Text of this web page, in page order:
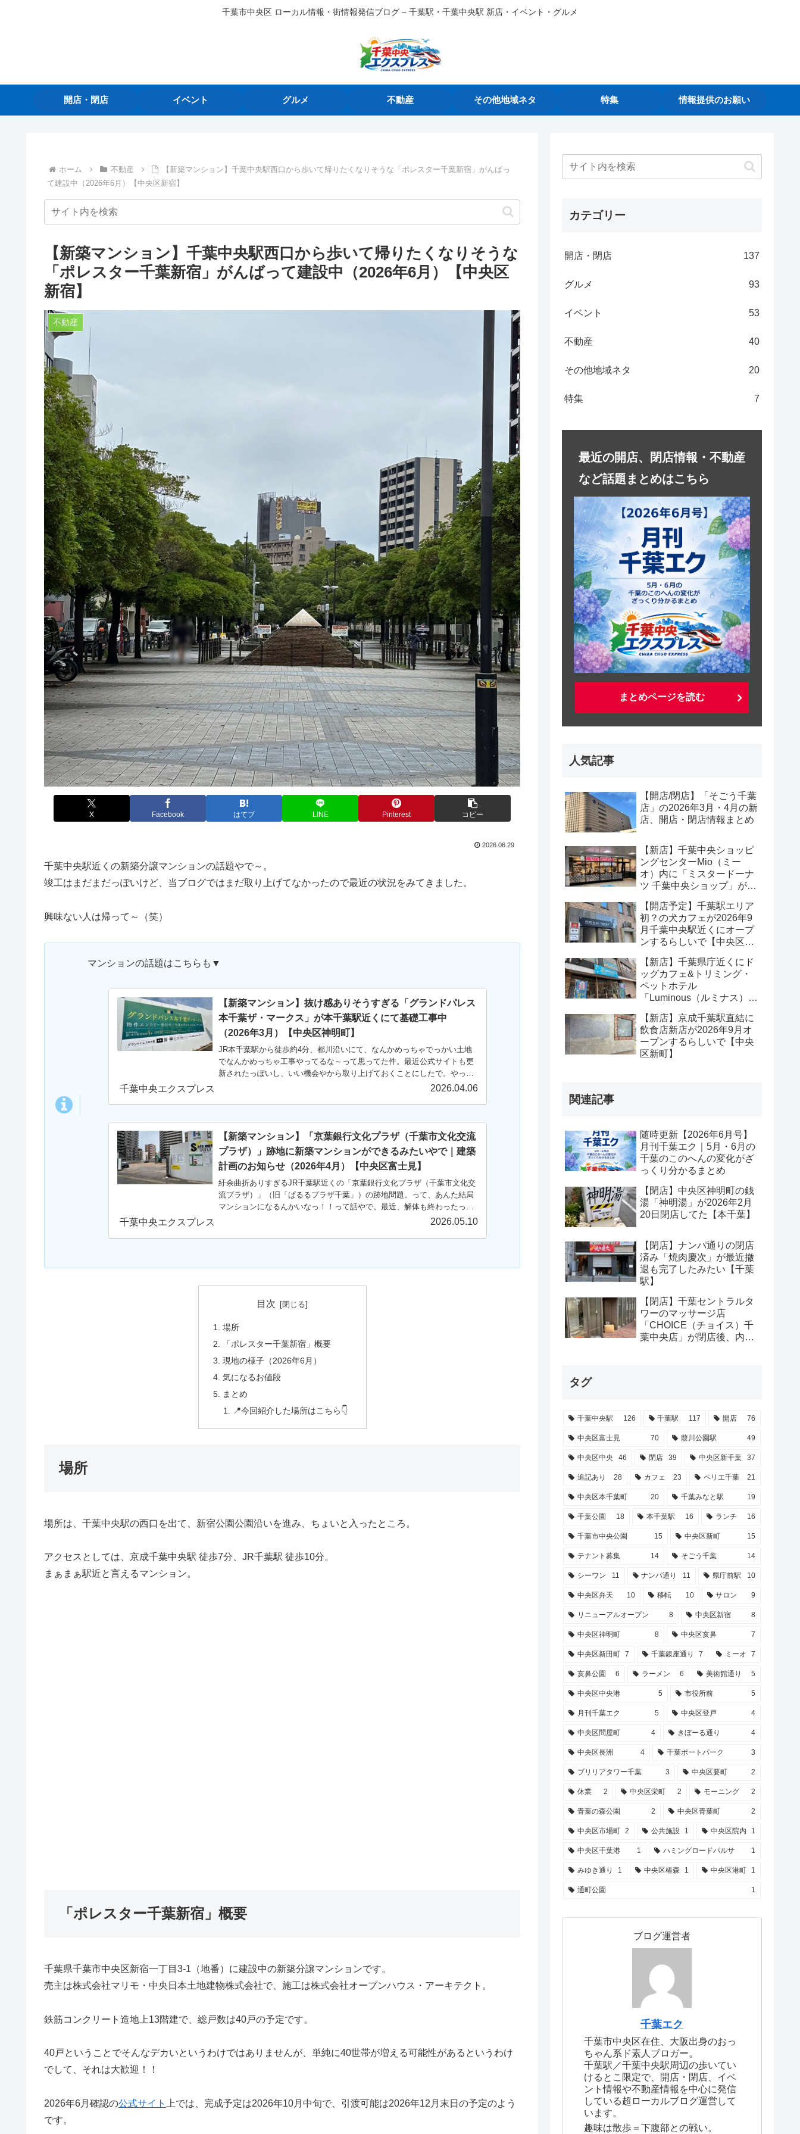
千葉市中央区 ローカル情報・街情報発信ブログ – 千葉駅・千葉中央駅 新店・イベント・グルメ
開店・閉店 イベント グルメ 不動産 その他地域ネタ 特集 情報提供のお願い
ホーム 不動産
【新築マンション】千葉中央駅西口から歩いて帰りたくなりそうな「ポレスター千葉新宿」がんばっ
て建設中（2026年6月）【中央区新宿】
【新築マンション】千葉中央駅西口から歩いて帰りたくなりそうな
「ポレスター千葉新宿」がんばって建設中（2026年6月）【中央区
新宿】
不動産
X Facebook はてブ LINE Pinterest コピー
2026.06.29
千葉中央駅近くの新築分譲マンションの話題やで～。
竣工はまだまだっぽいけど、当ブログではまだ取り上げてなかったので最近の状況をみてきました。
興味ない人は帰って～（笑）
マンションの話題はこちらも▼
【新築マンション】抜け感ありそうすぎる「グランドパレス
本千葉ザ・マークス」が本千葉駅近くにて基礎工事中
（2026年3月）【中央区神明町】
JR本千葉駅から徒歩約4分、都川沿いにて、なんかめっちゃでっかい土地
でなんかめっちゃ工事やってるな～って思ってた件。最近公式サイトも更
新されたっぽいし、いい機会やから取り上げておくことにしたで。やっぱ
千葉中央エクスプレス 2026.04.06
【新築マンション】「京葉銀行文化プラザ（千葉市文化交流
プラザ）」跡地に新築マンションができるみたいやで｜建築
計画のお知らせ（2026年4月）【中央区富士見】
紆余曲折ありすぎるJR千葉駅近くの「京葉銀行文化プラザ（千葉市文化交
流プラザ）」（旧「ぱるるプラザ千葉」）の跡地問題。って、あんた結局
マンションになるんかいなっ！！って話やで。最近、解体も終わったっぽ
千葉中央エクスプレス 2026.05.10
目次
場所
「ポレスター千葉新宿」概要
現地の様子（2026年6月）
気になるお値段
まとめ
📍今回紹介した場所はこちら👇
場所
場所は、千葉中央駅の西口を出て、新宿公園公園沿いを進み、ちょいと入ったところ。
アクセスとしては、京成千葉中央駅 徒歩7分、JR千葉駅 徒歩10分。
まぁまぁ駅近と言えるマンション。
「ポレスター千葉新宿」概要
千葉県千葉市中央区新宿一丁目3-1（地番）に建設中の新築分譲マンションです。
売主は株式会社マリモ・中央日本土地建物株式会社で、施工は株式会社オープンハウス・アーキテクト。
鉄筋コンクリート造地上13階建で、総戸数は40戸の予定です。
40戸ということでそんなデカいというわけではありませんが、単純に40世帯が増える可能性があるというわけ
でして、それは大歓迎！！
2026年6月確認の公式サイト
上では、完成予定は2026年10月中旬で、引渡可能は2026年12月末日の予定のよう
です。
カテゴリー
開店・閉店 137
グルメ 93
イベント 53
不動産 40
その他地域ネタ 20
特集 7
最近の開店、閉店情報・不動産
など話題まとめはこちら
まとめページを読む
人気記事
【開店/閉店】「そごう千葉
店」の2026年3月・4月の新
店、開店・閉店情報まとめ
【新店】千葉中央ショッピ
ングセンターMio（ミー
オ）内に「ミスタードーナ
ツ 千葉中央ショップ」が
しいで【中央区本千葉町】
【開店予定】千葉駅エリア
初？の犬カフェが2026年9
月千葉中央駅近くにオープ
ンするらしいで【中央区中
【新店】千葉県庁近くにド
ッグカフェ&トリミング・
ペットホテル
「Luminous（ルミナス）」
らしいで【中央区市場町】
【新店】京成千葉駅直結に
飲食店新店が2026年9月オ
ープンするらしいで【中央
区新町】
関連記事
随時更新【2026年6月号】
月刊千葉エク｜5月・6月の
千葉のこのへんの変化がざ
っくり分かるまとめ
【閉店】中央区神明町の銭
湯「神明湯」が2026年2月
20日閉店してた【本千葉】
【閉店】ナンパ通りの閉店
済み「焼肉慶次」が最近撤
退も完了したみたい【千葉
駅】
【閉店】千葉セントラルタ
ワーのマッサージ店
「CHOICE（チョイス）千
葉中央店」が閉店後、内装
タグ
千葉中央駅 126 千葉駅 117 開店 76
中央区富士見 70 葭川公園駅 49
中央区中央 46 閉店 39 中央区新千葉 37
追記あり 28 カフェ 23 ペリエ千葉 21
中央区本千葉町 20 千葉みなと駅 19
千葉公園 18 本千葉駅 16 ランチ 16
千葉市中央公園 15 中央区新町 15
テナント募集 14 そごう千葉 14
シーワン 11 ナンパ通り 11 県庁前駅 10
中央区弁天 10 移転 10 サロン 9
リニューアルオープン 8 中央区新宿 8
中央区神明町 8 中央区亥鼻 7
中央区新田町 7 千葉銀座通り 7 ミーオ 7
亥鼻公園 6 ラーメン 6 美術館通り 5
中央区中央港 5 市役所前 5
月刊千葉エク 5 中央区登戸 4
中央区問屋町 4 きぼーる通り 4
中央区長洲 4 千葉ポートパーク 3
ブリリアタワー千葉 3 中央区要町 2
休業 2 中央区栄町 2 モーニング 2
青葉の森公園 2 中央区青葉町 2
中央区市場町 2 公共施設 1 中央区院内 1
中央区千葉港 1 ハミングロードパルサ 1
みゆき通り 1 中央区椿森 1 中央区港町 1
通町公園 1
ブログ運営者
千葉エク
千葉市中央区在住、大阪出身のおっ
ちゃん系ド素人ブロガー。
千葉駅／千葉中央駅周辺の歩いてい
けるとこ限定で、開店・閉店、イベ
ント情報や不動産情報を中心に発信
している超ローカルブログ運営して
います。
趣味は散歩＝下腹部との戦い。